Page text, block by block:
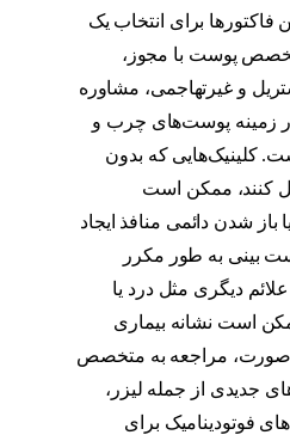
فاکتورها برای انتخاب یک
پوست با مجوز،
و غیرتهاجمی، مشاوره
زمینه پوست‌های چرب و
کلینیک‌هایی که بدون
کنند، ممکن است
باز شدن دائمی منافذ ایجاد
بینی به طور مکرر
دیگری مثل درد یا
است نشانه بیماری
صورت، مراجعه به متخصص
جدیدی از جمله لیزر،
فوتودینامیک برای